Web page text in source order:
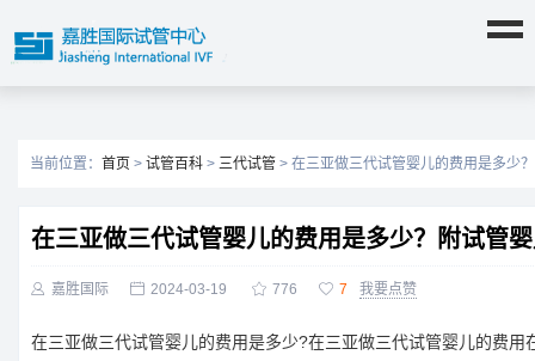
当前位置： 首页 > 试管百科 > 三代试管 > 在三亚做三代试管婴儿的费用是多少
在三亚做三代试管婴儿的费用是多少？附试管
 嘉胜国际  2024-03-19  776  7 我要点赞
在三亚做三代试管婴儿的费用是多少?在三亚做三代试管婴儿的费用